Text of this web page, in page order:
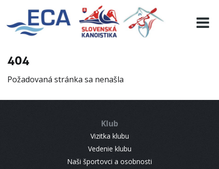
404
Požadovaná stránka sa nenašla
Klub
Vizitka klubu
Vedenie klubu
Naši športovci a osobnosti
EURO 19
INFO
RESULTS
CONTACT